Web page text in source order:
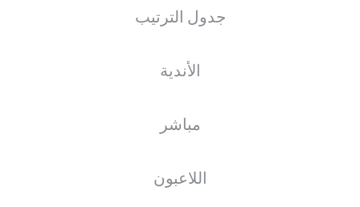
جدول الترتيب
الأندية
مباشر
اللاعبون
الأخبار التشكيلات الإحصائيات
انطلاق المباراة.